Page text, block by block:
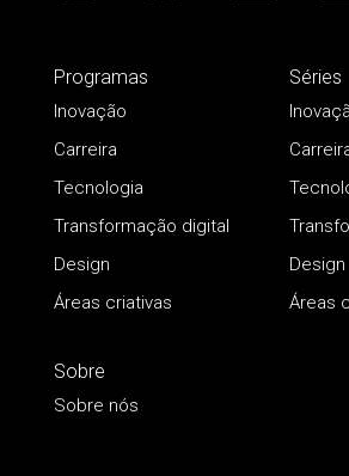
Programas
Inovação
Carreira
Tecnologia
Transformação digital
Design
Áreas criativas
Séries
Design
Áreas
Sobre
Sobre nós